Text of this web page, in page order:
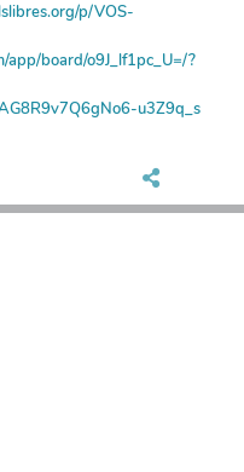
p/VOS-
app/board/o9J_lf1pc_U=/?
u3Z9q_s